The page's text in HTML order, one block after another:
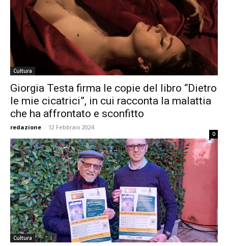
Cultura
Giorgia Testa firma le copie del libro “Dietro
le mie cicatrici”, in cui racconta la malattia
che ha affrontato e sconfitto
redazione - 12 Febbraio 2024
0
Cultura